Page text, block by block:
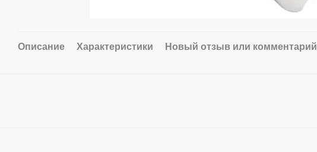
Описание Характеристики Новый отзыв или комментарий